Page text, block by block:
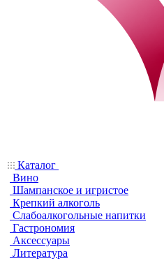
Каталог
Вино
Шампанское и игристое
Крепкий алкоголь
Слабоалкогольные напитки
Гастрономия
Аксессуары
Литература